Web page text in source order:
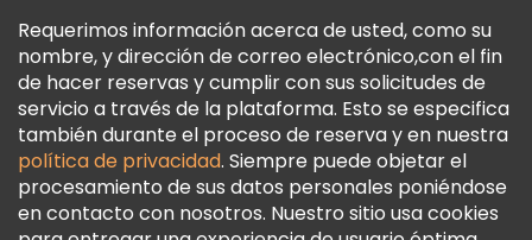
Política De Cookies
Freetour Premios
Programa De Fidelidad
Requerimos información acerca de usted, como su
nombre, y dirección de correo electrónico,con el fin
de hacer reservas y cumplir con sus solicitudes de
servicio a través de la plataforma. Esto se especifica
también durante el proceso de reserva y en nuestra
política de privacidad. Siempre puede objetar el
procesamiento de sus datos personales poniéndose
en contacto con nosotros. Nuestro sitio usa cookies